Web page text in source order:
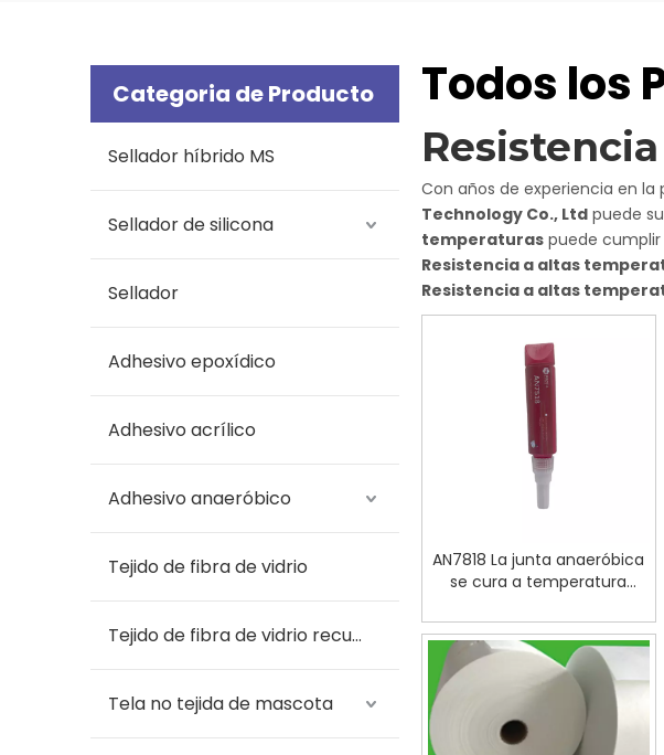
Categoria de Producto
Sellador híbrido MS
Sellador de silicona
Sellador
Adhesivo epoxídico
Adhesivo acrílico
Adhesivo anaeróbico
Tejido de fibra de vidrio
Tejido de fibra de vidrio recubierto
Tela no tejida de mascota
Todos los
Con años de experiencia en la
Technology Co., Ltd puede
temperaturas puede
Resistencia a altas
Resistencia a altas
AN7818 La junta anaeróbica
se cura a temperatura